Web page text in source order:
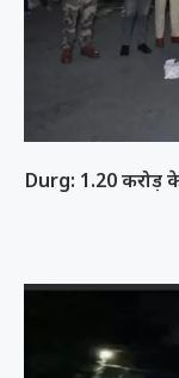
Durg: 1.20 करोड़